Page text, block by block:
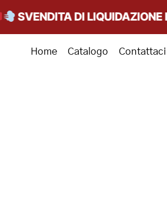
DI LIQUIDAZIONE
Home Catalogo Contattaci